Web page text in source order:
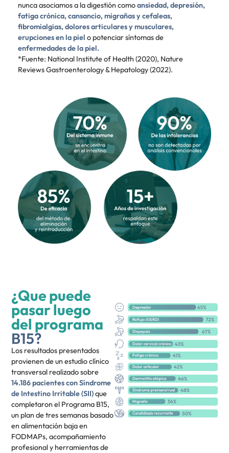
nunca asociamos a la digestión comoansiedad, depresión,
fatiga crónica, cansancio, migrañas y cefaleas,
fibromialgias, dolores articulares y musculares,
erupciones en la piel o potenciar síntomas de
enfermedades de la piel.
*Fuente: National Institute of Health (2020), Nature
Reviews Gastroenterology & Hepatology (2022).
¿Que puede
pasar luego
del programa
B15?
Los resultados presentados
provienen de un estudio clínico
transversal realizado sobre
14.186 pacientes con Síndrome
de Intestino Irritable (SII)que
completaron el Programa B15,
un plan de tres semanas basado
en alimentación baja en
FODMAPs, acompañamiento
profesional y herramientas de